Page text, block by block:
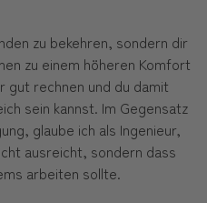
zu bekehren, sondern dir
zu einem höheren Komfort
gut rechnen und du damit
sein kannst. Im Gegensatz
glaube ich als Ingenieur,
ausreicht, sondern dass
arbeiten sollte.